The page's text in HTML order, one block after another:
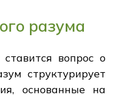
разума
вопрос о
структурирует
основанные на